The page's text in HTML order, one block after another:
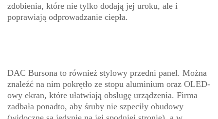
zdobienia, które nie tylko dodają jej uroku, ale i
poprawiają odprowadzanie ciepła.
DAC Bursona to również stylowy przedni panel. Można
znaleźć na nim pokrętło ze stopu aluminium oraz OLED-
owy ekran, które ułatwiają obsługę urządzenia. Firma
zadbała ponadto, aby śruby nie szpeciły obudowy